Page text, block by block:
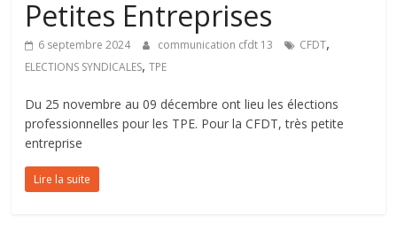
Petites Entreprises
6 septembre 2024 communication cfdt 13 CFDT,
ELECTIONS SYNDICALES,TPE
Du 25 novembre au 09 décembre ont lieu les élections
professionnelles pour les TPE. Pour la CFDT, très petite
entreprise
Lire la suite